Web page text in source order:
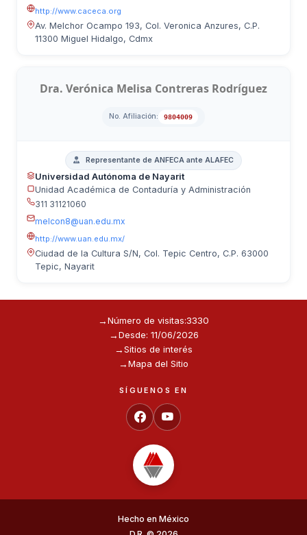
http://www.caceca.org
Av. Melchor Ocampo 193, Col. Veronica Anzures, C.P.
11300 Miguel Hidalgo, Cdmx
Dra. Verónica Melisa Contreras Rodríguez
No. Afiliación: 9804009
Representante de ANFECA ante ALAFEC
Universidad Autónoma de Nayarit
Unidad Académica de Contaduría y Administración
311 31121060
melcon8@uan.edu.mx
http://www.uan.edu.mx/
Ciudad de la Cultura S/N, Col. Tepic Centro, C.P. 63000
Tepic, Nayarit
Número de visitas:3330
Desde: 11/06/2026
Sitios de interés
Mapa del Sitio
SÍGUENOS EN
Hecho en México